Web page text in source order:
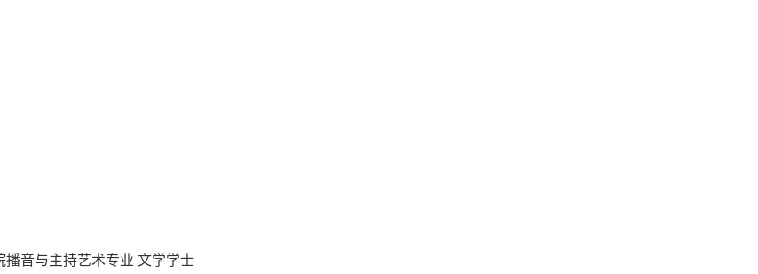
播音与主持艺术专业 文学学士